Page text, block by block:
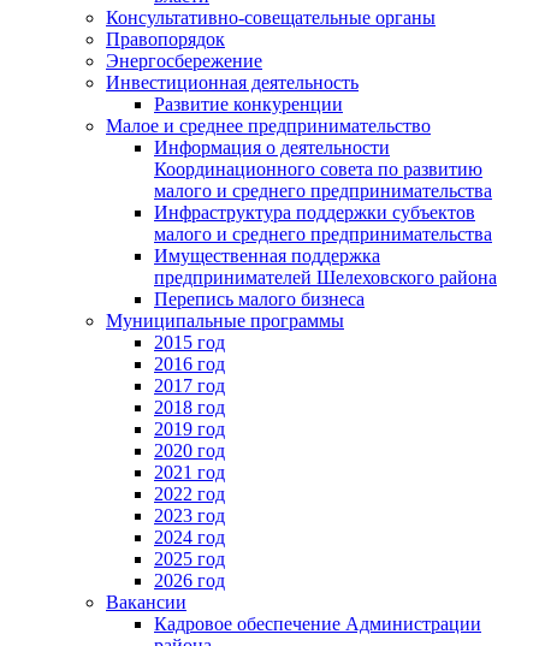
Консультативно-совещательные органы
Правопорядок
Энергосбережение
Инвестиционная деятельность
Развитие конкуренции
Малое и среднее предпринимательство
Информация о деятельности
Координационного совета по развитию
малого и среднего предпринимательства
Инфраструктура поддержки субъектов
малого и среднего предпринимательства
Имущественная поддержка
предпринимателей Шелеховского района
Перепись малого бизнеса
Муниципальные программы
2015 год
2016 год
2017 год
2018 год
2019 год
2020 год
2021 год
2022 год
2023 год
2024 год
2025 год
2026 год
Вакансии
Кадровое обеспечение Администрации